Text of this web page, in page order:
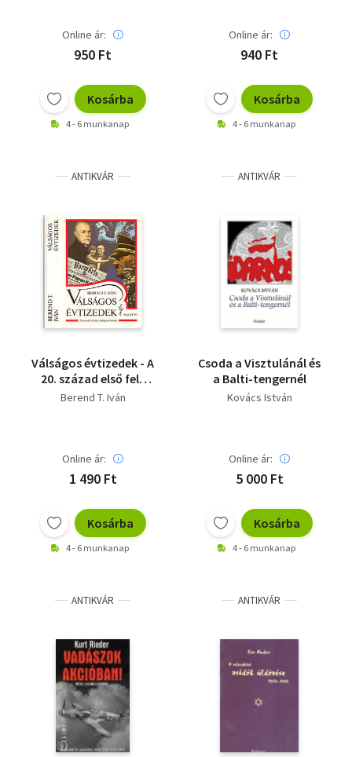
Online ár:
950 Ft
Kosárba
4 - 6 munkanap
Online ár:
940 Ft
Kosárba
4 - 6 munkanap
ANTIKVÁR
Válságos évtizedek - A
20. század első fele
közép- és kelet-
Berend T. Iván
Online ár:
1 490 Ft
Kosárba
4 - 6 munkanap
ANTIKVÁR
Csoda a Visztulánál és
a Balti-tengernél
Kovács István
Online ár:
5 000 Ft
Kosárba
4 - 6 munkanap
ANTIKVÁR ANTIKVÁR